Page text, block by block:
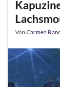
Von Carmen